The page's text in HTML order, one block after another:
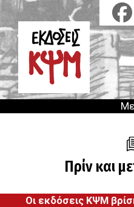
Παράκαμψη
προς
το
κυρίως
περιεχόμενο
Πρίν και
Οι εκδόσεις ΚΨΜ